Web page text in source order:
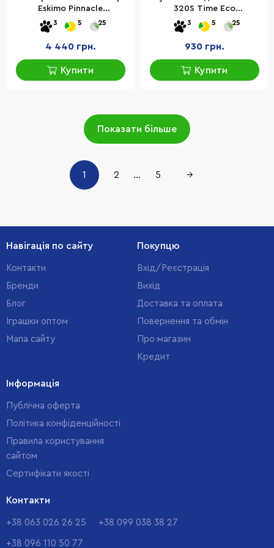
Eskimo Pinnacle
0682622060053TURQUOISE
57 л, бірюзовий
3 5 25
4 440 грн.
Купити
320S Time Eco
6215028111575BGREY 20 л,
сіра з чорним
3 5 25
930 грн.
Купити
Показати більше
1 2 ... 5 →
Навігація по сайту
Контакти
Бренди
Блог
Іграшки оптом
Мапа сайту
Покупцю
Вхід/Реєстрація
Вихід
Доставка та оплата
Повернення та обмін
Про магазин
Кредит
Інформація
Публічна оферта
Політика конфіденційності
Правила користування
сайтом
Cертифікати якості
Контакти
+38 063 026 26 25 +38 099 038 38 27
+38 096 110 50 77